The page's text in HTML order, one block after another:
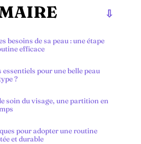
besoins de sa peau : une étape
efficace
pour une belle peau
?
soin du visage, une partition en
pour adopter une routine
et durable